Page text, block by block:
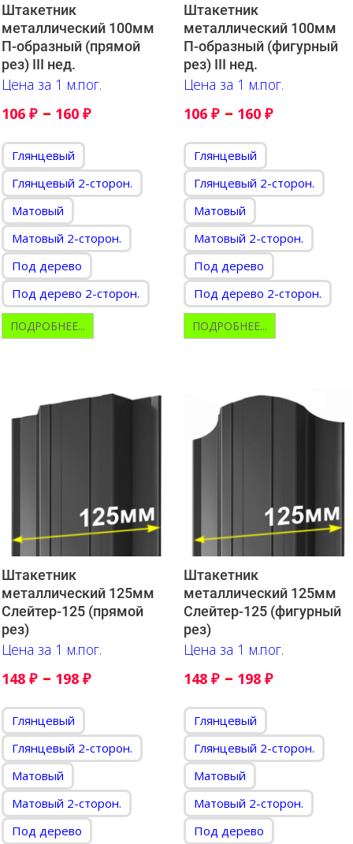
Штакетник
металлический 100мм
П-образный (прямой
рез) III нед.
Цена за 1 м.пог.
106 ₽ – 160 ₽
Глянцевый
Глянцевый 2-сторон.
Матовый
Матовый 2-сторон.
Под дерево
Под дерево 2-сторон.
ПОДРОБНЕЕ...
Штакетник
металлический 100мм
П-образный (фигурный
рез) III нед.
Цена за 1 м.пог.
106 ₽ – 160 ₽
Глянцевый
Глянцевый 2-сторон.
Матовый
Матовый 2-сторон.
Под дерево
Под дерево 2-сторон.
ПОДРОБНЕЕ...
Штакетник
металлический 125мм
Слейтер-125 (прямой
рез)
Цена за 1 м.пог.
148 ₽ – 198 ₽
Глянцевый
Глянцевый 2-сторон.
Матовый
Матовый 2-сторон.
Под дерево
Штакетник
металлический 125мм
Слейтер-125 (фигурный
рез)
Цена за 1 м.пог.
148 ₽ – 198 ₽
Глянцевый
Глянцевый 2-сторон.
Матовый
Матовый 2-сторон.
Под дерево